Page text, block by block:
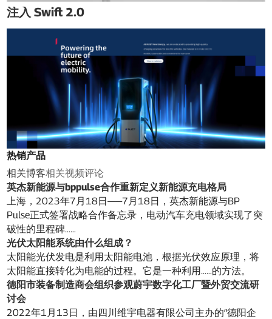
注入 Swift 2.0
热销产品
相关博客相关视频评论
英杰新能源与bppulse合作重新定义新能源充电格局
上海，2023年7月18日——7月18日，英杰新能源与BP
Pulse正式签署战略合作备忘录，电动汽车充电领域实现了突
破性的里程碑……
光伏太阳能系统由什么组成？
太阳能光伏发电是利用太阳能电池，根据光伏效应原理，将
太阳能直接转化为电能的过程。它是一种利用……的方法。
德阳市装备制造商会组织参观蔚宇数字化工厂暨外贸交流研
讨会
2022年1月13日，由四川维宇电器有限公司主办的“德阳企